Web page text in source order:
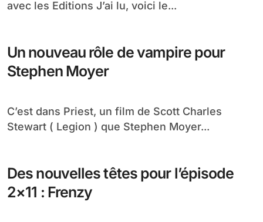
avec les Editions J’ai lu, voici le...
Un nouveau rôle de vampire pour
Stephen Moyer
C’est dans Priest, un film de Scott Charles
Stewart ( Legion ) que Stephen Moyer...
Des nouvelles têtes pour l’épisode
2×11 : Frenzy